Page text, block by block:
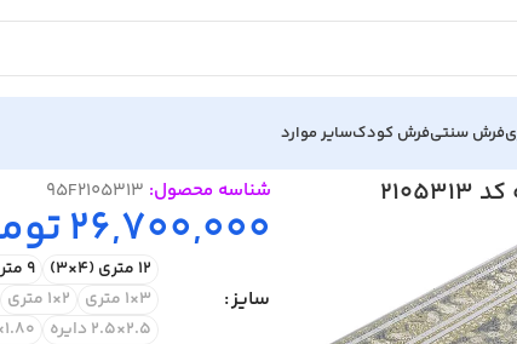
فرش سنتیفرش کودکسایر موارد
شناسه محصول: 95F2105313
26,700,000
سایز
12 متری (4×3) 9 متری (3.5×2.5)
3×1 متری
2×1 متری
2.5×2.5 دایره
1.80×1.20 متری